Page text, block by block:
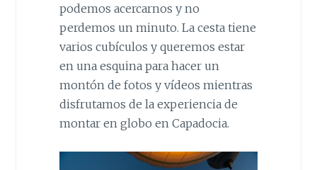
podemos acercarnos y no
perdemos un minuto. La cesta tiene
varios cubículos y queremos estar
en una esquina para hacer un
montón de fotos y vídeos mientras
disfrutamos de la experiencia de
montar en globo en Capadocia.